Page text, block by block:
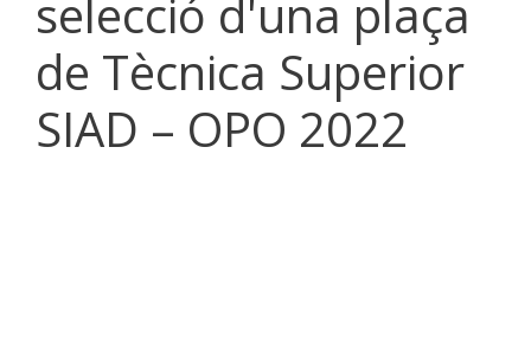
selecció d'una plaça
de Tècnica Superior
SIAD – OPO 2022